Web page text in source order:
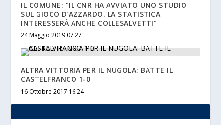
IL COMUNE: “IL CNR HA AVVIATO UNO STUDIO
SUL GIOCO D’AZZARDO. LA STATISTICA
INTERESSERÀ ANCHE COLLESALVETTI”
24 Maggio 2019 07:27
ALTRA VITTORIA PER IL NUGOLA: BATTE IL
CASTELFRANCO 1-0
16 Ottobre 2017 16:24